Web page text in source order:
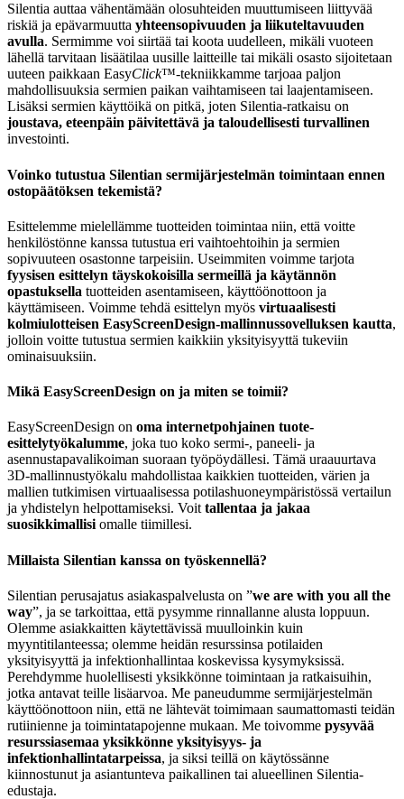
Silentia auttaa vähentämään olosuhteiden muuttumiseen liittyvää
riskiä ja epävarmuutta yhteensopivuuden ja liikuteltavuuden
avulla. Sermimme voi siirtää tai koota uudelleen, mikäli vuoteen
lähellä tarvitaan lisäätilaa uusille laitteille tai mikäli osasto sijoitetaan
uuteen paikkaan EasyClick™-tekniikkamme tarjoaa paljon
mahdollisuuksia sermien paikan vaihtamiseen tai laajentamiseen.
Lisäksi sermien käyttöikä on pitkä, joten Silentia-ratkaisu on
joustava, eteenpäin päivitettävä ja taloudellisesti turvallinen
investointi.
Voinko tutustua Silentian sermijärjestelmän toimintaan ennen
ostopäätöksen tekemistä?
Esittelemme mielellämme tuotteiden toimintaa niin, että voitte
henkilöstönne kanssa tutustua eri vaihtoehtoihin ja sermien
sopivuuteen osastonne tarpeisiin. Useimmiten voimme tarjota
fyysisen esittelyn täyskokoisilla sermeillä ja käytännön
opastuksella tuotteiden asentamiseen, käyttöönottoon ja
käyttämiseen. Voimme tehdä esittelyn myös virtuaalisesti
kolmiulotteisen EasyScreenDesign-mallinnussovelluksen kautta,
jolloin voitte tutustua sermien kaikkiin yksityisyyttä tukeviin
ominaisuuksiin.
Mikä EasyScreenDesign on ja miten se toimii?
EasyScreenDesign on oma internetpohjainen tuote-
esittelytyökalumme, joka tuo koko sermi-, paneeli- ja
asennustapavalikoiman suoraan työpöydällesi. Tämä uraauurtava
3D-mallinnustyökalu mahdollistaa kaikkien tuotteiden, värien ja
mallien tutkimisen virtuaalisessa potilashuoneympäristössä vertailun
ja yhdistelyn helpottamiseksi. Voit tallentaa ja jakaa
suosikkimallisi omalle tiimillesi.
Millaista Silentian kanssa on työskennellä?
Silentian perusajatus asiakaspalvelusta on ”we are with you all the
way”, ja se tarkoittaa, että pysymme rinnallanne alusta loppuun.
Olemme asiakkaitten käytettävissä muulloinkin kuin
myyntitilanteessa; olemme heidän resurssinsa potilaiden
yksityisyyttä ja infektionhallintaa koskevissa kysymyksissä.
Perehdymme huolellisesti yksikkönne toimintaan ja ratkaisuihin,
jotka antavat teille lisäarvoa. Me paneudumme sermijärjestelmän
käyttöönottoon niin, että ne lähtevät toimimaan saumattomasti teidän
rutiinienne ja toimintatapojenne mukaan. Me toivomme pysyvää
resurssiasemaa yksikkönne yksityisyys- ja
infektionhallintatarpeissa, ja siksi teillä on käytössänne
kiinnostunut ja asiantunteva paikallinen tai alueellinen Silentia-
edustaja.